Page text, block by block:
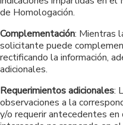
de Homologación.
Complementación: Mientras
solicitante puede
rectificando la información,
adicionales.
Requerimientos adicionales:
observaciones a la
y/o requerir antecedentes en